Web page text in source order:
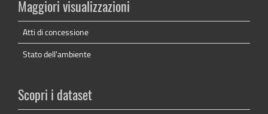
Maggiori visualizzazioni
Atti di concessione
Stato dell'ambiente
Scopri i dataset